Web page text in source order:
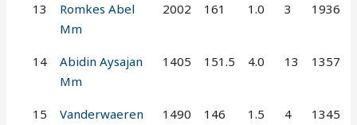
13
Romkes Abel
Mm
2002 161 1.0 3 1936
14
Abidin Aysajan
Mm
1405 151.5 4.0 13 1357
15
Vanderwaeren
1490 146 1.5 4 1345